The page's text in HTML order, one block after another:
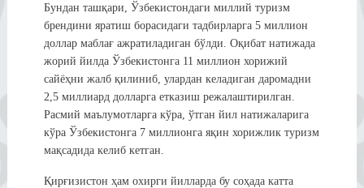
Бундан ташқари, Ўзбекистондаги миллий туризм
брендини яратиш борасидаги тадбирларга 5 миллион
доллар маблағ ажратиладиган бўлди. Оқибат натижада
жорий йилда Ўзбекистонга 11 миллион хорижий
сайёҳни жалб қилиниб, улардан келадиган даромадни
2,5 миллиард долларга етказиш режалаштирилган.
Расмий маълумотларга кўра, ўтган йил натижаларига
кўра Ўзбекистонга 7 миллионга яқин хорижлик туризм
мақсадида келиб кетган.
Қирғизистон ҳам охирги йилларда бу соҳада катта